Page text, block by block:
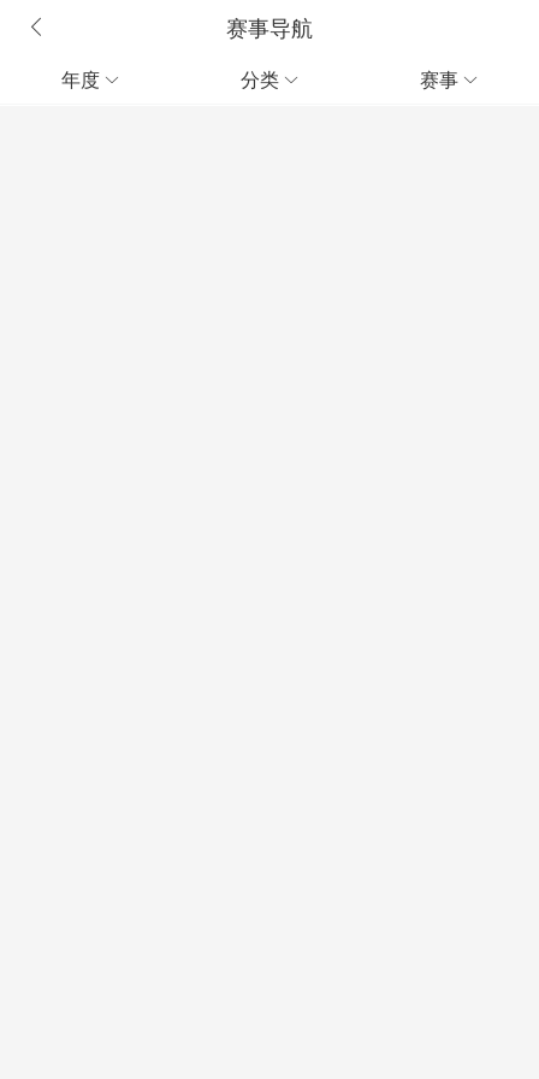
赛事导航
年度  分类  赛事 